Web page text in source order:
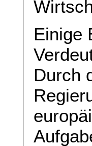
Einige
Durch